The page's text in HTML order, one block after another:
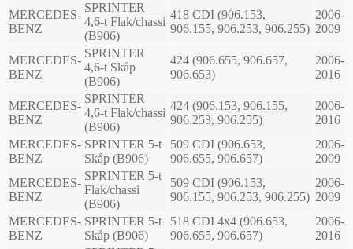
MERCEDES-
BENZ
SPRINTER
4,6-t Flak/chassi
(B906)
418 CDI (906.153,
906.155, 906.253, 906.255)
2006-
2009
MERCEDES-
BENZ
SPRINTER
4,6-t Skåp
(B906)
424 (906.655, 906.657,
906.653)
2006-
2016
MERCEDES-
BENZ
SPRINTER
4,6-t Flak/chassi
(B906)
424 (906.153, 906.155,
906.253, 906.255)
2006-
2016
MERCEDES-
BENZ
SPRINTER 5-t
Skåp (B906)
509 CDI (906.653,
906.655, 906.657)
2006-
2009
MERCEDES-
BENZ
SPRINTER 5-t
Flak/chassi
(B906)
509 CDI (906.153,
906.155, 906.253, 906.255)
2006-
2009
MERCEDES-
BENZ
SPRINTER 5-t
Skåp (B906)
518 CDI 4x4 (906.653,
906.655, 906.657)
2006-
2016